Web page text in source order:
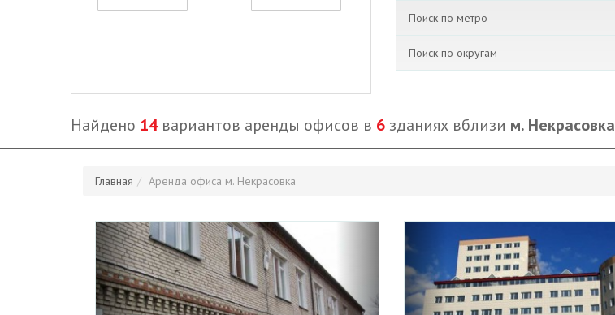
Поиск по метро
Поиск по округам
Найдено 14вариантов аренды офисов в 6 зданиях вблизи м. Некрасовка
Главная Аренда офиса м. Некрасовка
Previous